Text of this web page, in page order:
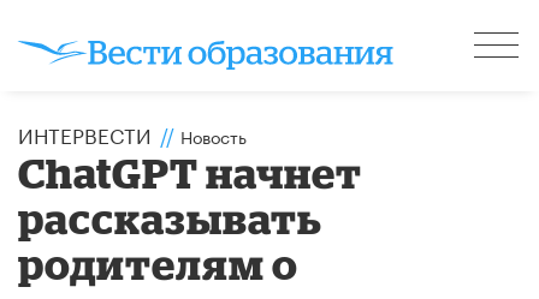
ИНТЕРВЕСТИ // Новость
ChatGPT начнет
рассказывать
родителям о